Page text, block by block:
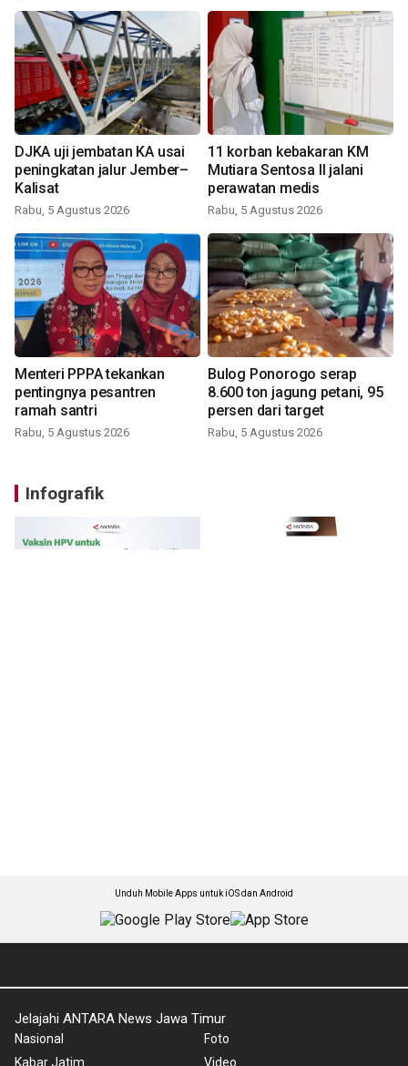
DJKA uji jembatan KA usai
peningkatan jalur Jember–
Kalisat
Rabu, 5 Agustus 2026
11 korban kebakaran KM
Mutiara Sentosa II jalani
perawatan medis
Rabu, 5 Agustus 2026
Menteri PPPA tekankan
pentingnya pesantren
ramah santri
Rabu, 5 Agustus 2026
Bulog Ponorogo serap
8.600 ton jagung petani, 95
persen dari target
Rabu, 5 Agustus 2026
Infografik
Unduh Mobile Apps untuk iOS dan Android
Jelajahi ANTARA News Jawa Timur
Nasional
Kabar Jatim
Foto
Video